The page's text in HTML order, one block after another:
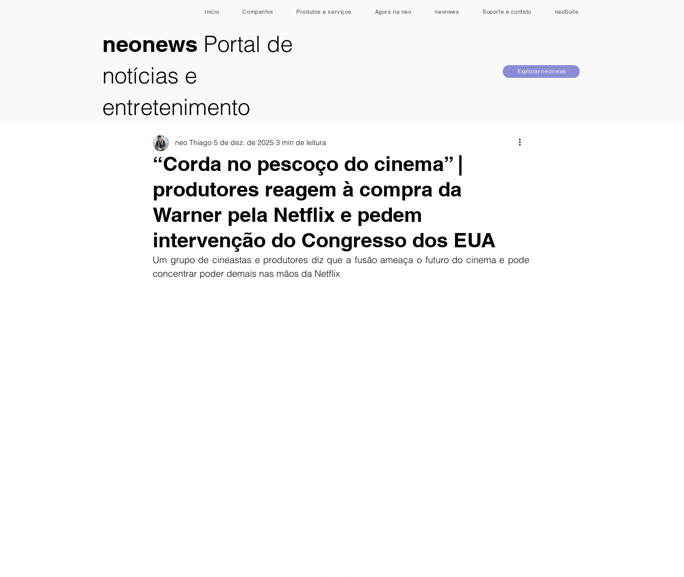
Explorar neonews
neonews Portal de
notícias e
entretenimento
Início Companhia Produtos e serviços Agora na neo neonews Suporte e contato neoSuite
“Corda no pescoço do cinema” |
produtores reagem à compra da
Warner pela Netflix e pedem
intervenção do Congresso dos EUA
neo Thiago 5 de dez. de 2025 3 min de leitura
Um grupo de cineastas e produtores diz que a fusão ameaça o futuro do cinema e pode
concentrar poder demais nas mãos da Netflix